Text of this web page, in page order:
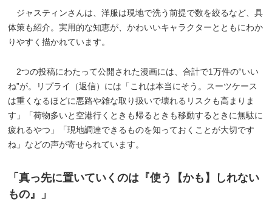
ジャスティンさんは、洋服は現地で洗う前提で数を絞るなど、具
体策も紹介。実用的な知恵が、かわいいキャラクターとともにわか
りやすく描かれています。
2つの投稿にわたって公開された漫画には、合計で1万件の“いい
ね”が。リプライ（返信）には「これは本当にそう。スーツケース
は重くなるほどに悪路や雑な取り扱いで壊れるリスクも高まりま
す」「荷物多いと空港行くときも帰るときも移動するときに無駄に
疲れるやつ」「現地調達できるものを知っておくことが大切です
ね」などの声が寄せられています。
「真っ先に置いていくのは『使う【かも】しれない
もの』」